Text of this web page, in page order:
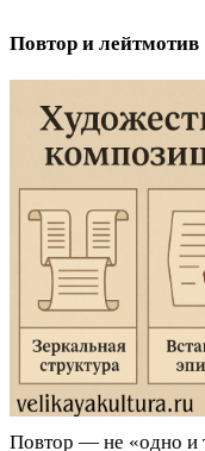
Повтор и лейтмотив
Повтор — не «одно и